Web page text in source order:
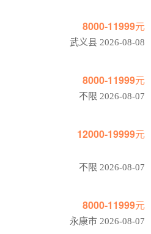
8000-11999元
武义县 2026-08-08
8000-11999元
不限 2026-08-07
12000-19999元
不限 2026-08-07
8000-11999元
永康市 2026-08-07